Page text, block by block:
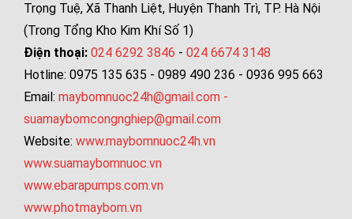
Trọng Tuệ, Xã Thanh Liệt, Huyện Thanh Trì, TP. Hà Nội
(Trong Tổng Kho Kim Khí Số 1)
Điện thoại: 024 6292 3846 - 024 6674 3148
Hotline: 0975 135 635 - 0989 490 236 - 0936 995 663
Email: maybomnuoc24h@gmail.com -
suamaybomcongnghiep@gmail.com
Website: www.maybomnuoc24h.vn
www.suamaybomnuoc.vn
www.ebarapumps.com.vn
www.photmaybom.vn